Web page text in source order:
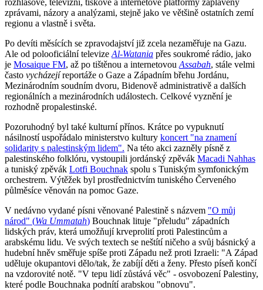
zprávami, názory a analýzami, stejně jako ve většině ostatních zemí
regionu a vlastně i světa.
Po devíti měsících se zpravodajství již zcela nezaměřuje na Gazu.
Ale od polooficiální televize Al-Watania přes soukromé rádio, jako
je Mosaique FM, až po tištěnou a internetovou Assabah, stále velmi
často vycházejíreportáže o Gaze a Západním břehu Jordánu,
Mezinárodním soudním dvoru, Bidenově administrativě a dalších
regionálních a mezinárodních událostech. Celkové vyznění je
rozhodně propalestinské.
Pozoruhodný byl také kulturní přínos. Krátce po vypuknutí
násilností uspořádalo ministerstvo kultury koncert "na znamení
solidarity s palestinským lidem". Na této akci zazněly písně z
palestinského folklóru, vystoupili jordánský zpěvák Macadi Nahhas
a tuniský zpěvák Lotfi Bouchnak spolu s Tuniským symfonickým
orchestrem. Výtěžek byl prostřednictvím tuniského Červeného
půlměsíce věnován na pomoc Gaze.
V nedávno vydané písni věnované Palestině s názvem "O můj
národ" (Wa Ummatah) Bouchnak lituje "přeludu" západních
lidských práv, která umožňují krveprolití proti Palestincům a
arabskému lidu. Ve svých textech se neštítí ničeho a svůj básnický a
hudební hněv směřuje spíše proti Západu než proti Izraeli: "A Západ
uděluje okupantovi dělo/tak, že zabíjí děti a ženy. Přesto píseň končí
na vzdorovité notě. "V tepu lidí zůstává věc" - osvobození Palestiny,
které podle Bouchnaka podnítí arabskou "obnovu".